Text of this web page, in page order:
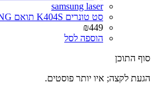
samsung laser
סט טונרים K404S תואם SAMSUNG
₪449
הוספה לסל
סוף התוכן
הגעת לקצה; איו יותר פוסטים.